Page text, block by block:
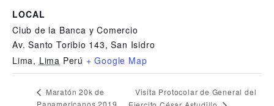
LOCAL
Club de la Banca y Comercio
Av. Santo Toribio 143, San Isidro
Lima, Lima Perú + Google Map
Maratón 20k de
Visita Protocolar de General del